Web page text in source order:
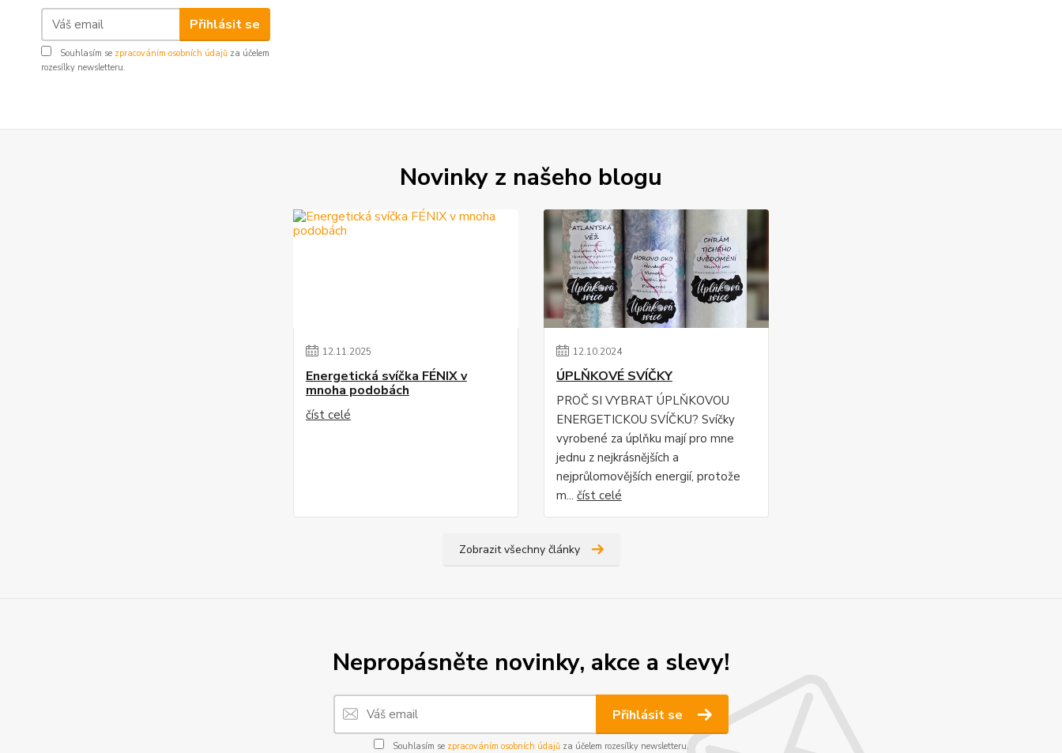
Přihlásit se
Souhlasím se zpracováním osobních údajů za účelem
rozesílky newsletteru.
Novinky z našeho blogu
12.11.2025
Energetická svíčka FÉNIX v
mnoha podobách
číst celé
12.10.2024
ÚPLŇKOVÉ SVÍČKY
PROČ SI VYBRAT ÚPLŇKOVOU
ENERGETICKOU SVÍČKU? Svíčky
vyrobené za úplňku mají pro mne
jednu z nejkrásnějších a
nejprůlomovějších energií, protože
m... číst celé
Zobrazit všechny články
Nepropásněte novinky, akce a slevy!
Přihlásit se
Souhlasím se zpracováním osobních údajůza účelem rozesílky newsletteru.